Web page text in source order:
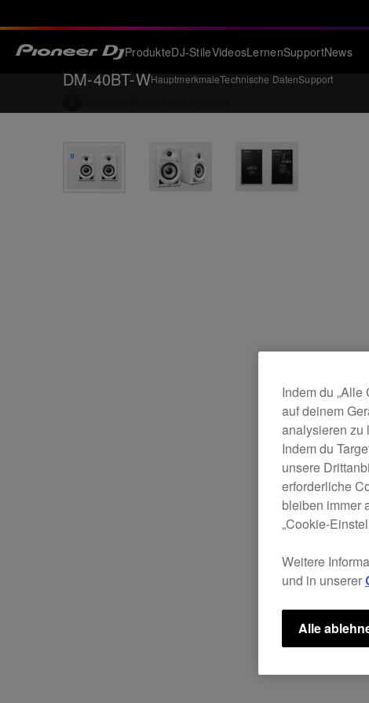
ProdukteDJ-StileVideosLernenSupportNews
DM-40BT-WHauptmerkmaleTechnische DatenSupport
Indem du
auf deinem
analysieren zu
Indem du
unsere
erforderliche
bleiben immer
„Cookie-
Weitere
und in unserer
Alle